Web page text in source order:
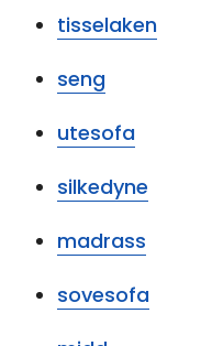
tisselaken
seng
utesofa
silkedyne
madrass
sovesofa